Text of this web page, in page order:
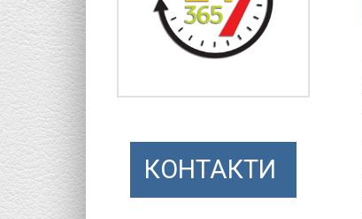
КОНТАКТИ